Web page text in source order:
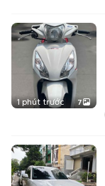
1 phút trước 7